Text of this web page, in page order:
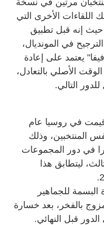
منتخبان مرتين في نسخة
اللقاءات الأخرى التي
حيث إنه قبل تطبيق
في المونديال،
يعتمد على إعادة
الوقت الأصلي بالتعادل،
التالي.
في روسيا عام
نفس المنتخبين، وذلك
في دور المجموعات
ليتطابق هذا
للجماهير
بالفخر، بعد خسارة